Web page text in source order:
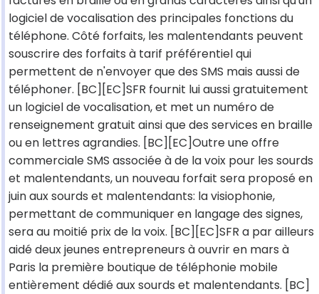
logiciel de vocalisation des principales fonctions du
téléphone. Côté forfaits, les malentendants peuvent
souscrire des forfaits à tarif préférentiel qui
permettent de n'envoyer que des SMS mais aussi de
téléphoner. [BC][EC]SFR fournit lui aussi gratuitement
un logiciel de vocalisation, et met un numéro de
renseignement gratuit ainsi que des services en braille
ou en lettres agrandies. [BC][EC]Outre une offre
commerciale SMS associée à de la voix pour les sourds
et malentendants, un nouveau forfait sera proposé en
juin aux sourds et malentendants: la visiophonie,
permettant de communiquer en langage des signes,
sera au moitié prix de la voix. [BC][EC]SFR a par ailleurs
aidé deux jeunes entrepreneurs à ouvrir en mars à
Paris la première boutique de téléphonie mobile
entièrement dédié aux sourds et malentendants. [BC]